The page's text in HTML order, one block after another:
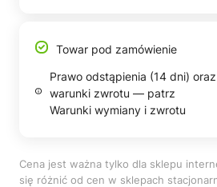
Towar pod zamówienie
Prawo odstąpienia (14 dni)
warunki zwrotu — patrz
Warunki wymiany i zwrotu
Cena jest ważna tylko dla sklepu
się różnić od cen w sklepach